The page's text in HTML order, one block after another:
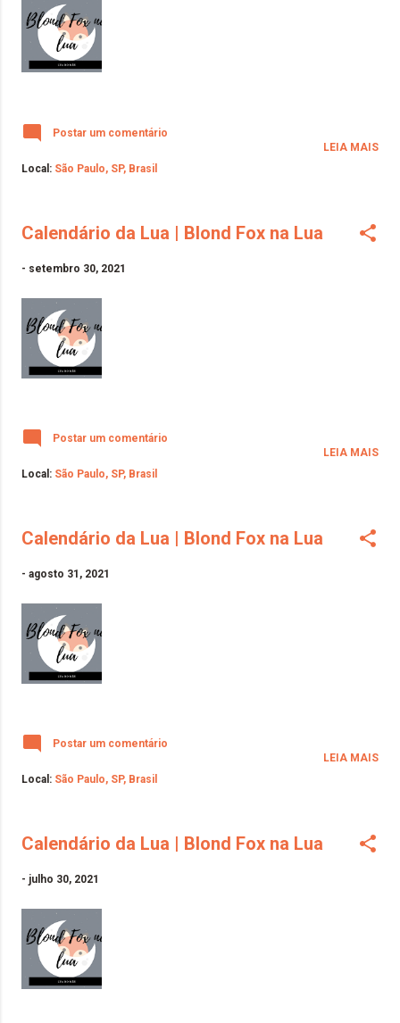
Postar um comentário
Local: São Paulo, SP, Brasil
LEIA MAIS
Calendário da Lua | Blond Fox na Lua
- setembro 30, 2021
Postar um comentário
Local: São Paulo, SP, Brasil
LEIA MAIS
Calendário da Lua | Blond Fox na Lua
- agosto 31, 2021
Postar um comentário
Local: São Paulo, SP, Brasil
LEIA MAIS
Calendário da Lua | Blond Fox na Lua
- julho 30, 2021